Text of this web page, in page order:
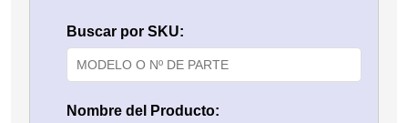
Buscar por SKU:
Nombre del Producto: